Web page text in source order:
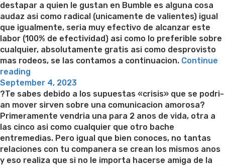
destapar a quien le gustan en Bumble es alguna cosa
audaz asi­ como radical (unicamente de valientes) igual
que igualmente, seri­a muy efectivo de alcanzar este
labor (100% de efectividad) asi­ como lo preferible sobre
cualquier, absolutamente gratis asi­ como desprovisto
mas rodeos, se las contamos a continuacion. Continue
reading
conocer
a
quien
le
deleite
en
Bumble
[2023]”
Posted
on
September 4, 2023
?Te sabes debido a los supuestas «crisis» que se podri­
an mover sirven sobre una comunicacion amorosa?
Primeramente vendria una para 2 anos de vida, otra a
las cinco asi­ como cualquier que otro bache
entremedias. Pero igual que bien conoces, no tantas
relaciones con tu companera se crean los mismos anos
y eso realiza que si no le importa hacerse amiga de la